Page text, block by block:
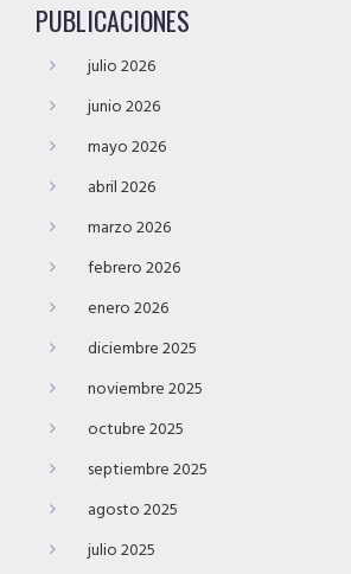
PUBLICACIONES
julio 2026
junio 2026
mayo 2026
abril 2026
marzo 2026
febrero 2026
enero 2026
diciembre 2025
noviembre 2025
octubre 2025
septiembre 2025
agosto 2025
julio 2025